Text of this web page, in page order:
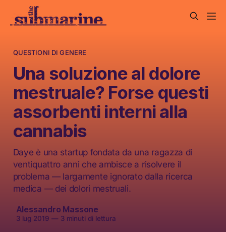
QUESTIONI DI GENERE
Una soluzione al dolore
mestruale? Forse questi
assorbenti interni alla
cannabis
Daye è una startup fondata da una ragazza di
ventiquattro anni che ambisce a risolvere il
problema — largamente ignorato dalla ricerca
medica — dei dolori mestruali.
Alessandro Massone
3 lug 2019 —3 minuti di lettura